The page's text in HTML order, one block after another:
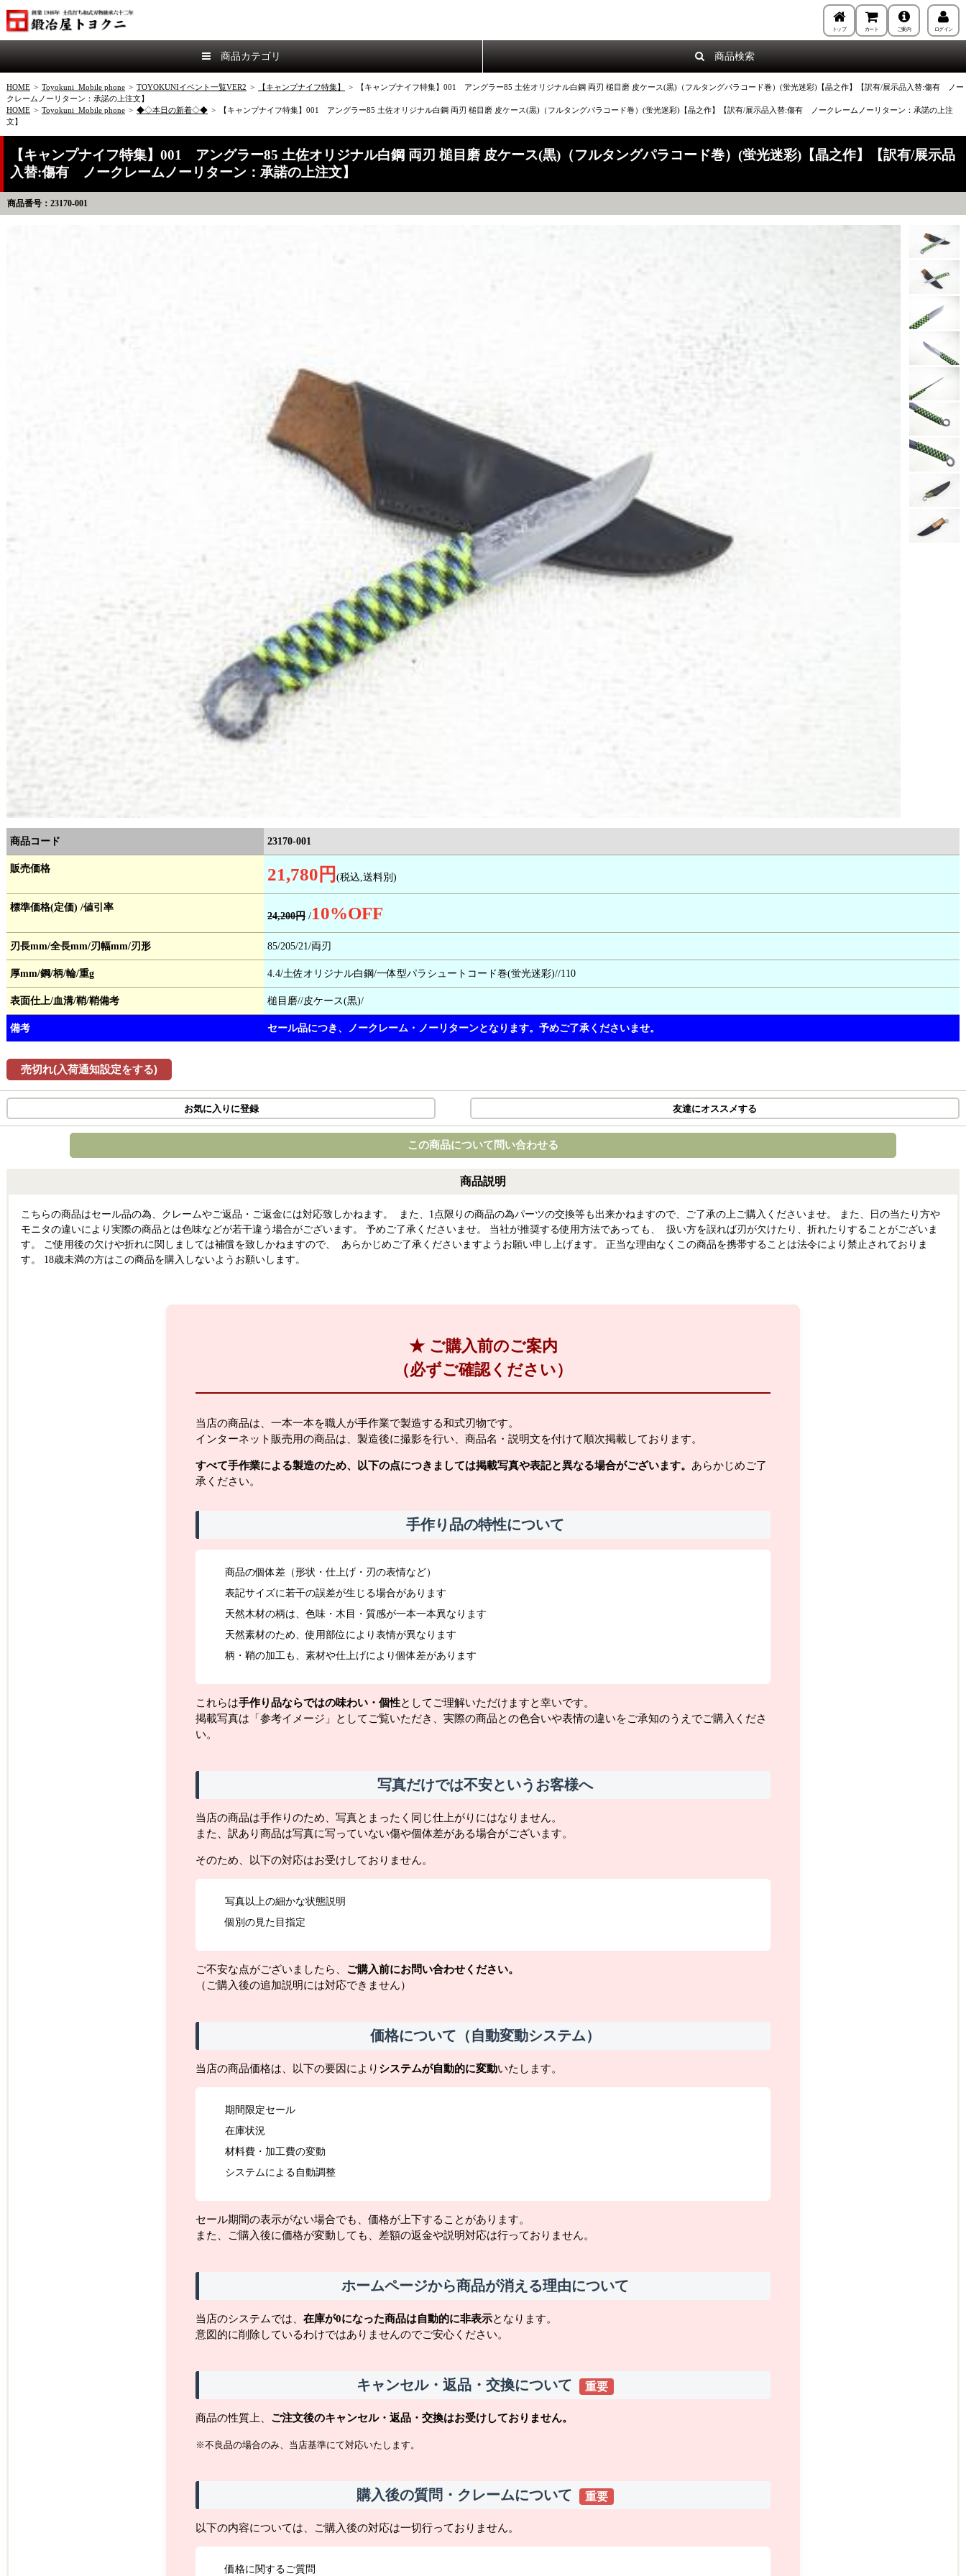
トップ カート ご案内 ログイン
商品カテゴリ 商品検索
HOME > Toyokuni_Mobile phone > TOYOKUNIイベント一覧VER2 > 【キャンプナイフ特集】 >
【キャンプナイフ特集】001 アングラー85 土佐オリジナル白鋼 両刃 槌目磨 皮ケース(黒)（フルタングパラコード巻）(蛍光迷彩)【晶之作】【訳有/展示品入替:傷有 ノー
クレームノーリターン：承諾の上注文】
HOME > Toyokuni_Mobile phone > ◆◇本日の新着◇◆ >
【キャンプナイフ特集】001 アングラー85 土佐オリジナル白鋼 両刃 槌目磨 皮ケース(黒)（フルタングパラコード巻）(蛍光迷彩)【晶之作】【訳有/展示品入替:傷有 ノークレームノーリターン：承諾の上注
文】
【キャンプナイフ特集】001 アングラー85 土佐オリジナル白鋼 両刃 槌目磨 皮ケース(黒)（フルタングパラコード巻）(蛍光迷彩)【晶之作】【訳有/展示品
入替:傷有 ノークレームノーリターン：承諾の上注文】
商品番号：23170-001
商品コード 23170-001
販売価格 21,780円 (税込,送料別)
標準価格(定価) /値引率
24,200円 /10%OFF
刃長mm/全長mm/刃幅mm/刃形 85/205/21/両刃
厚mm/鋼/柄/輪/重g 4.4/土佐オリジナル白鋼/一体型パラシュートコード巻(蛍光迷彩)//110
表面仕上/血溝/鞘/鞘備考 槌目磨//皮ケース(黒)/
備考 セール品につき、ノークレーム・ノーリターンとなります。予めご了承くださいませ。
売切れ(入荷通知設定をする)
お気に入りに登録 友達にオススメする
この商品について問い合わせる
商品説明
こちらの商品はセール品の為、クレームやご返品・ご返金には対応致しかねます。 また、1点限りの商品の為パーツの交換等も出来かねますので、ご了承の上ご購入くださいませ。 また、日の当たり方や
モニタの違いにより実際の商品とは色味などが若干違う場合がございます。 予めご了承くださいませ。 当社が推奨する使用方法であっても、 扱い方を誤れば刃が欠けたり、折れたりすることがございま
す。 ご使用後の欠けや折れに関しましては補償を致しかねますので、 あらかじめご了承くださいますようお願い申し上げます。 正当な理由なくこの商品を携帯することは法令により禁止されておりま
す。 18歳未満の方はこの商品を購入しないようお願いします。
★ ご購入前のご案内
（必ずご確認ください）
当店の商品は、一本一本を職人が手作業で製造する和式刃物です。
インターネット販売用の商品は、製造後に撮影を行い、商品名・説明文を付けて順次掲載しております。
すべて手作業による製造のため、以下の点につきましては掲載写真や表記と異なる場合がございます。 あらかじめご了
承ください。
手作り品の特性について
商品の個体差（形状・仕上げ・刃の表情など）
表記サイズに若干の誤差が生じる場合があります
天然木材の柄は、色味・木目・質感が一本一本異なります
天然素材のため、使用部位により表情が異なります
柄・鞘の加工も、素材や仕上げにより個体差があります
これらは手作り品ならではの味わい・個性としてご理解いただけますと幸いです。
掲載写真は「参考イメージ」としてご覧いただき、実際の商品との色合いや表情の違いをご承知のうえでご購入くださ
い。
写真だけでは不安というお客様へ
当店の商品は手作りのため、写真とまったく同じ仕上がりにはなりません。
また、訳あり商品は写真に写っていない傷や個体差がある場合がございます。
そのため、以下の対応はお受けしておりません。
写真以上の細かな状態説明
個別の見た目指定
ご不安な点がございましたら、 ご購入前にお問い合わせください。
（ご購入後の追加説明には対応できません）
価格について（自動変動システム）
当店の商品価格は、以下の要因により システムが自動的に変動いたします。
期間限定セール
在庫状況
材料費・加工費の変動
システムによる自動調整
セール期間の表示がない場合でも、価格が上下することがあります。
また、ご購入後に価格が変動しても、差額の返金や説明対応は行っておりません。
ホームページから商品が消える理由について
当店のシステムでは、 在庫が0になった商品は自動的に非表示となります。
意図的に削除しているわけではありませんのでご安心ください。
キャンセル・返品・交換について 重要
商品の性質上、 ご注文後のキャンセル・返品・交換はお受けしておりません。
※不良品の場合のみ、当店基準にて対応いたします。
購入後の質問・クレームについて 重要
以下の内容については、ご購入後の対応は一切行っておりません。
価格に関するご質問